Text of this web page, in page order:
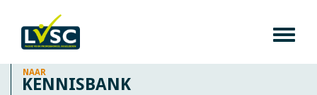
NAAR
KENNISBANK